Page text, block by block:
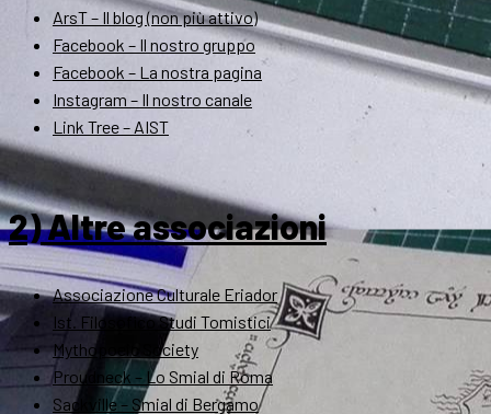
ArsT – Il blog (non più attivo)
Facebook – Il nostro gruppo
Facebook – La nostra pagina
Instagram – Il nostro canale
Link Tree – AIST
2) Altre associazioni
Associazione Culturale Eriador
Ist. Filosofico Studi Tomistici
Mythopoeic Society
Proudneck – Lo Smial di Roma
Sackville – Smial di Bergamo